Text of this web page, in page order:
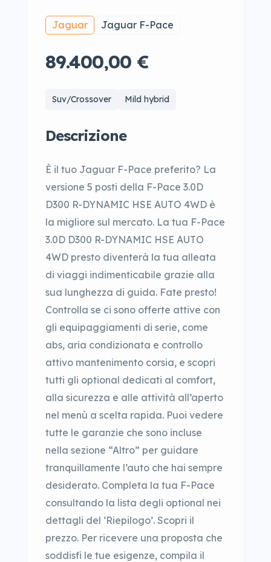
Jaguar Jaguar F-Pace
89.400,00 €
Suv/Crossover Mild hybrid
Descrizione
È il tuo Jaguar F-Pace preferito? La
versione 5 posti della F-Pace 3.0D
D300 R-DYNAMIC HSE AUTO 4WD è
la migliore sul mercato. La tua F-Pace
3.0D D300 R-DYNAMIC HSE AUTO
4WD presto diventerà la tua alleata
di viaggi indimenticabile grazie alla
sua lunghezza di guida. Fate presto!
Controlla se ci sono offerte attive con
gli equipaggiamenti di serie, come
abs, aria condizionata e controllo
attivo mantenimento corsia, e scopri
tutti gli optional dedicati al comfort,
alla sicurezza e alle attività all’aperto
nel menù a scelta rapida. Puoi vedere
tutte le garanzie che sono incluse
nella sezione “Altro” per guidare
tranquillamente l’auto che hai sempre
desiderato. Completa la tua F-Pace
consultando la lista degli optional nei
dettagli del ‘Riepilogo’. Scopri il
prezzo. Per ricevere una proposta che
soddisfi le tue esigenze, compila il